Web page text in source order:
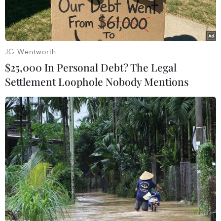
Binh sỹ và cảnh sát Ukraine thiết lập một trạm kiểm soát gần
thành phố miền đông Izum thuộc tỉnh Donetsk ngày 15/5.
(Nguồn: AFP/TTXVN)
Theo Đài Tiếng nói nước Nga, các quân nhân
Ukraine đang đóng tại các trạm kiểm soát gần
thị trấn Krasnoarmiysk (tỉnh Donetsk) phàn nàn
JG Wentworth
$25,000 In Personal Debt? The Legal
Settlement Loophole Nobody Mentions